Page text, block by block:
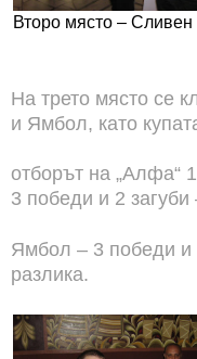
Второ място – Сливен
На трето място се
и Ямбол, като
отборът на „Алфа“
3 победи и 2 загуби
Ямбол – 3 победи и
разлика.